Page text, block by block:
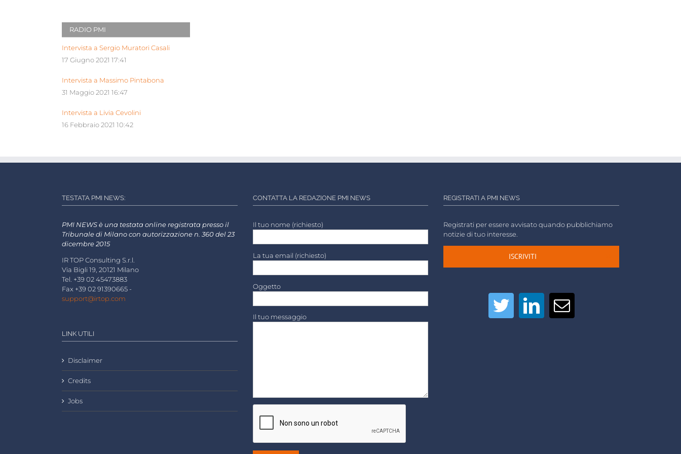
RADIO PMI
Intervista a Sergio Muratori Casali
17 Giugno 2021 17:41
Intervista a Massimo Pintabona
31 Maggio 2021 16:47
Intervista a Livia Cevolini
16 Febbraio 2021 10:42
TESTATA PMI NEWS:
PMI NEWS è una testata online registrata presso il
Tribunale di Milano con autorizzazione n. 360 del 23
dicembre 2015
IR TOP Consulting S.r.l.
Via Bigli 19, 20121 Milano
Tel. +39 02 45473883
Fax +39 02 91390665 -
support@irtop.com
LINK UTILI
Disclaimer
Credits
Jobs
CONTATTA LA REDAZIONE PMI NEWS
Il tuo nome (richiesto)
La tua email (richiesto)
Oggetto
Il tuo messaggio
REGISTRATI A PMI NEWS
Registrati per essere avvisato quando pubblichiamo
notizie di tuo interesse.
ISCRIVITI